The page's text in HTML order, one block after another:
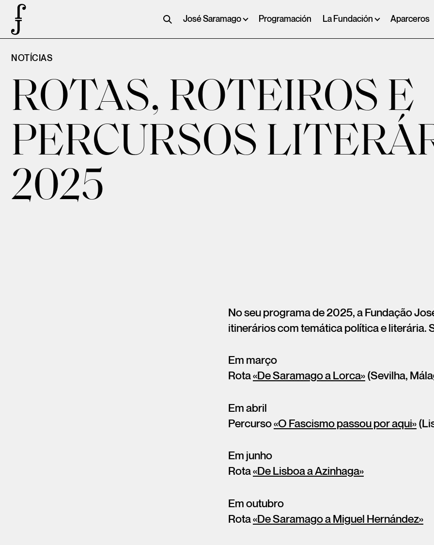
José Saramago Programación La Fundación Aparceros
NOTÍCIAS
ROTAS, ROTEIROS E
PERCURSOS
2025
No seu programa de 2025, a Fundação
itinerários com temática política e literária.
Em março
Rota«De Saramago a Lorca»(Sevilha,
Em abril
Percurso«O Fascismo passou por aqui»
Em junho
Rota«De Lisboa a Azinhaga»
Em outubro
Rota«De Saramago a Miguel Hernández»